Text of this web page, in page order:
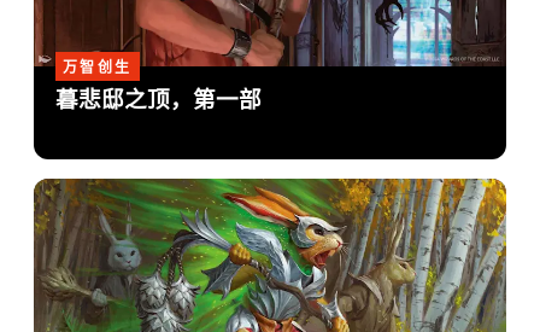
万智创生
暮悲邸之顶，第一部